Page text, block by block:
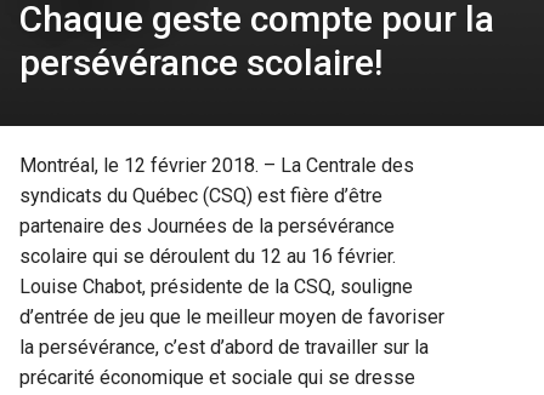
Chaque geste compte pour la
persévérance scolaire!
Montréal, le 12 février 2018. – La Centrale des
syndicats du Québec (CSQ) est fière d’être
partenaire des Journées de la persévérance
scolaire qui se déroulent du 12 au 16 février.
Louise Chabot, présidente de la CSQ, souligne
d’entrée de jeu que le meilleur moyen de favoriser
la persévérance, c’est d’abord de travailler sur la
précarité économique et sociale qui se dresse